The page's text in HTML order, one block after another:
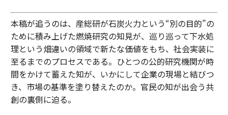
本稿が追うのは、産総研が石炭火力という“別の目的”の
ために積み上げた燃焼研究の知見が、巡り巡って下水処
理という畑違いの領域で新たな価値をもち、社会実装に
至るまでのプロセスである。ひとつの公的研究機関が時
間をかけて蓄えた知が、いかにして企業の現場と結びつ
き、市場の基準を塗り替えたのか。官民の知が出会う共
創の裏側に迫る。